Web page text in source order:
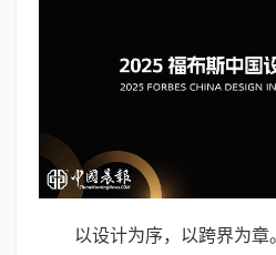
以设计为序，以跨界为